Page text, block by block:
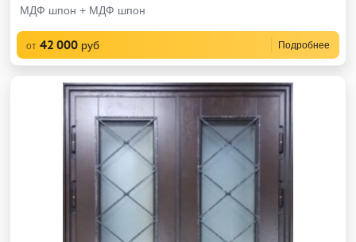
МДФ шпон + МДФ шпон
от 42 000 руб Подробнее